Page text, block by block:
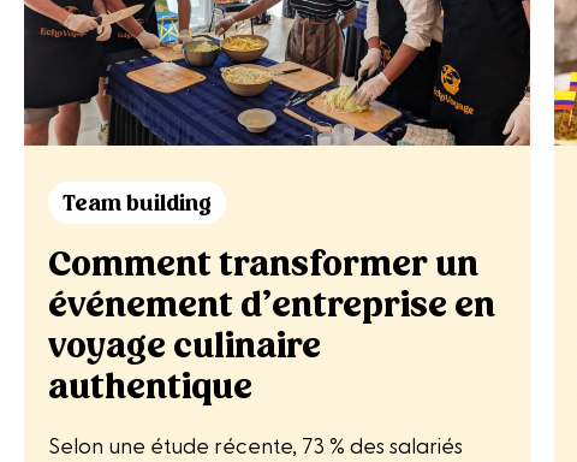
Team building
Comment transformer un
événement d’entreprise en
voyage culinaire
authentique
Selon une étude récente, 73 % des salariés